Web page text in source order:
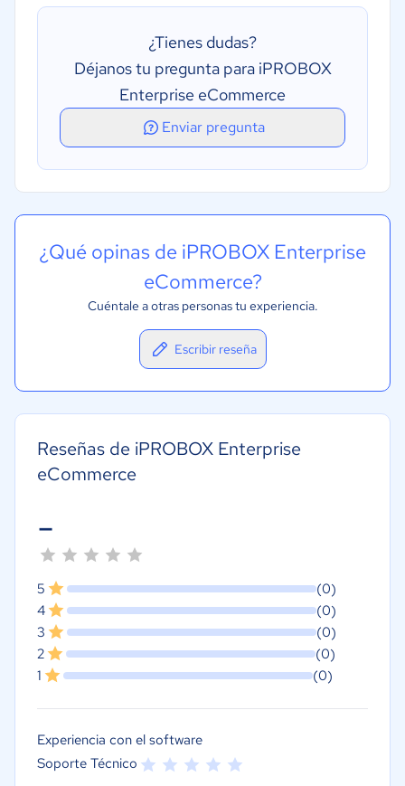
Marketing por correo electrónico
¿Tienes dudas?
Déjanos tu pregunta para iPROBOX
Enterprise eCommerce
Enviar pregunta
¿Qué opinas de iPROBOX Enterprise
eCommerce?
Cuéntale a otras personas tu experiencia.
Escribir reseña
Reseñas de iPROBOX Enterprise
eCommerce
-
5
(0)
4
(0)
3
(0)
2
(0)
1
(0)
Experiencia con el software
Soporte Técnico